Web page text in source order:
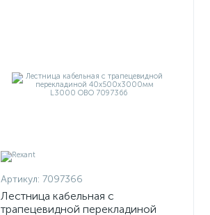
Артикул: 7097366
Лестница кабельная с
трапецевидной перекладиной